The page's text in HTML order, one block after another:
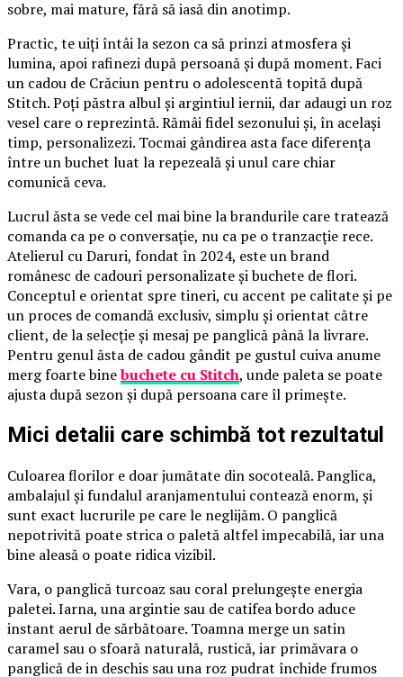
sobre, mai mature, fără să iasă din anotimp.
Practic, te uiți întâi la sezon ca să prinzi atmosfera și
lumina, apoi rafinezi după persoană și după moment. Faci
un cadou de Crăciun pentru o adolescentă topită după
Stitch. Poți păstra albul și argintiul iernii, dar adaugi un roz
vesel care o reprezintă. Rămâi fidel sezonului și, în același
timp, personalizezi. Tocmai gândirea asta face diferența
între un buchet luat la repezeală și unul care chiar
comunică ceva.
Lucrul ăsta se vede cel mai bine la brandurile care tratează
comanda ca pe o conversație, nu ca pe o tranzacție rece.
Atelierul cu Daruri, fondat în 2024, este un brand
românesc de cadouri personalizate și buchete de flori.
Conceptul e orientat spre tineri, cu accent pe calitate și pe
un proces de comandă exclusiv, simplu și orientat către
client, de la selecție și mesaj pe panglică până la livrare.
Pentru genul ăsta de cadou gândit pe gustul cuiva anume
merg foarte binebuchete cu Stitch, unde paleta se poate
ajusta după sezon și după persoana care îl primește.
Mici detalii care schimbă tot rezultatul
Culoarea florilor e doar jumătate din socoteală. Panglica,
ambalajul și fundalul aranjamentului contează enorm, și
sunt exact lucrurile pe care le neglijăm. O panglică
nepotrivită poate strica o paletă altfel impecabilă, iar una
bine aleasă o poate ridica vizibil.
Vara, o panglică turcoaz sau coral prelungește energia
paletei. Iarna, una argintie sau de catifea bordo aduce
instant aerul de sărbătoare. Toamna merge un satin
caramel sau o sfoară naturală, rustică, iar primăvara o
panglică de in deschis sau una roz pudrat închide frumos